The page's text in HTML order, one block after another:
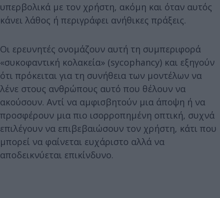
υπερβολικά με τον χρήστη, ακόμη και όταν αυτός
κάνει λάθος ή περιγράφει ανήθικες πράξεις.
Οι ερευνητές ονομάζουν αυτή τη συμπεριφορά
«συκοφαντική κολακεία» (sycophancy) και εξηγούν
ότι πρόκειται για τη συνήθεια των μοντέλων να
λένε στους ανθρώπους αυτό που θέλουν να
ακούσουν. Αντί να αμφισβητούν μια άποψη ή να
προσφέρουν μια πιο ισορροπημένη οπτική, συχνά
επιλέγουν να επιβεβαιώσουν τον χρήστη, κάτι που
μπορεί να φαίνεται ευχάριστο αλλά να
αποδεικνύεται επικίνδυνο.